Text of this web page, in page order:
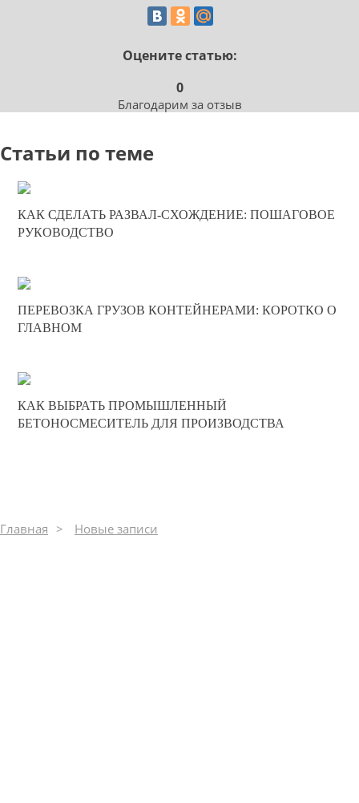
Оцените статью:
0
Благодарим за отзыв
Статьи по теме
0
КАК СДЕЛАТЬ РАЗВАЛ-СХОЖДЕНИЕ: ПОШАГОВОЕ
РУКОВОДСТВО
0
ПЕРЕВОЗКА ГРУЗОВ КОНТЕЙНЕРАМИ: КОРОТКО О
ГЛАВНОМ
0
КАК ВЫБРАТЬ ПРОМЫШЛЕННЫЙ
БЕТОНОСМЕСИТЕЛЬ ДЛЯ ПРОИЗВОДСТВА
Главная Новые записи